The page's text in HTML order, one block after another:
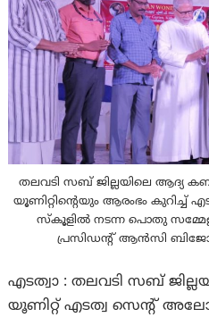
തലവടി സബ് ജില്ലയിലെ ആദ്യ
യൂണിറ്റിൻ്റെയും ആരംഭം
സ്കൂളിൽ നടന്ന പൊതു
പ്രസിഡന്റ് ആൻസി
എടത്വാ : തലവടി സബ്
യൂണിറ്റ് എടത്വ സെൻ്റ്